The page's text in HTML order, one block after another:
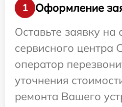
1
Оформление
Оставьте заявку на
сервисного центра
оператор
уточнения
ремонта Вашего